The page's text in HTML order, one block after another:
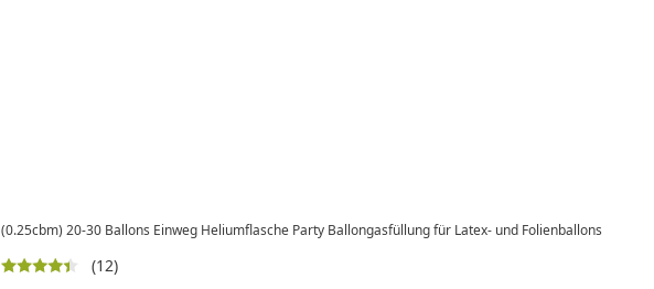
(0.25cbm) 20-30 Ballons Einweg Heliumflasche Party Ballongasfüllung für Latex- und Folienballons
(12)